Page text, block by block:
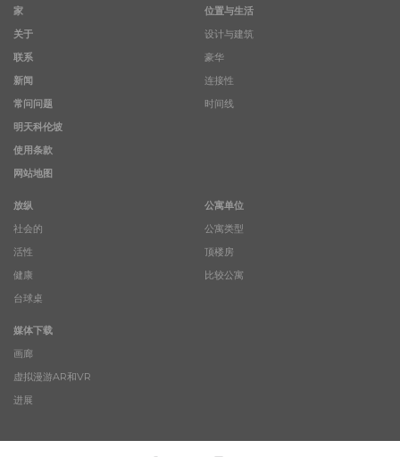
家
关于
联系
新闻
常问问题
明天科伦坡
使用条款
网站地图
位置与生活
设计与建筑
豪华
连接性
时间线
放纵
社会的
活性
健康
台球桌
公寓单位
公寓类型
顶楼房
比较公寓
媒体下载
画廊
虚拟漫游AR和VR
进展